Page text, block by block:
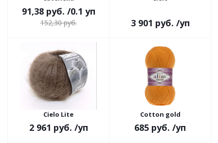
91,38 руб. /0.1 уп
152,30 руб. 3 901 руб. /уп
Cielo Lite
2 961 руб. /уп
Cotton gold
685 руб. /уп